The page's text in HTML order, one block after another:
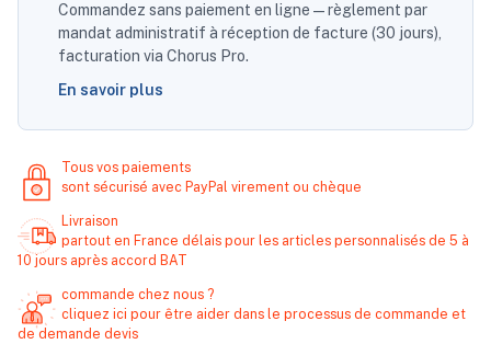
Commandez sans paiement en ligne — règlement par
mandat administratif à réception de facture (30 jours),
facturation via Chorus Pro.
En savoir plus
Tous vos paiements
sont sécurisé avec PayPal virement ou chèque
Livraison
partout en France délais pour les articles personnalisés de 5 à
10 jours après accord BAT
commande chez nous ?
cliquez ici pour être aider dans le processus de commande et
de demande devis